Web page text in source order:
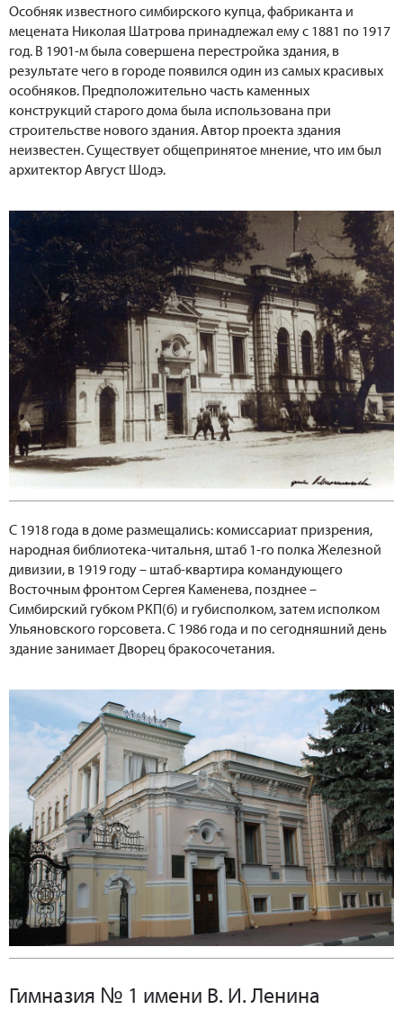
Особняк известного симбирского купца, фабриканта и
мецената Николая Шатрова принадлежал ему с 1881 по 1917
год. В 1901-м была совершена перестройка здания, в
результате чего в городе появился один из самых красивых
особняков. Предположительно часть каменных
конструкций старого дома была использована при
строительстве нового здания. Автор проекта здания
неизвестен. Существует общепринятое мнение, что им был
архитектор Август Шодэ.
С 1918 года в доме размещались: комиссариат призрения,
народная библиотека-читальня, штаб 1-го полка Железной
дивизии, в 1919 году – штаб-квартира командующего
Восточным фронтом Сергея Каменева, позднее –
Симбирский губком РКП(б) и губисполком, затем исполком
Ульяновского горсовета. С 1986 года и по сегодняшний день
здание занимает Дворец бракосочетания.
Гимназия № 1 имени В. И. Ленина